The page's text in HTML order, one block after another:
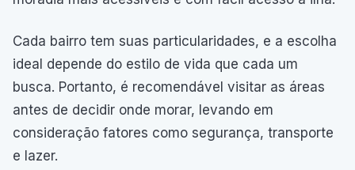
Cada bairro tem suas particularidades, e a escolha
ideal depende do estilo de vida que cada um
busca. Portanto, é recomendável visitar as áreas
antes de decidir onde morar, levando em
consideração fatores como segurança, transporte
e lazer.